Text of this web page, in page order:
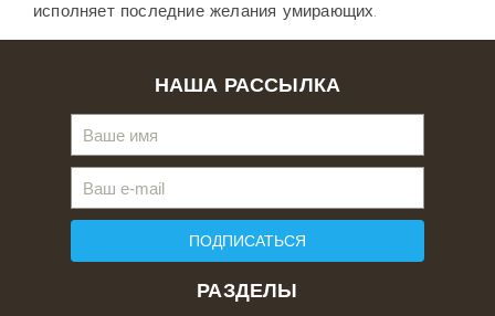
исполняет последние желания умирающих.
РАЗДЕЛЫ
НАША РАССЫЛКА
ПОДПИСАТЬСЯ